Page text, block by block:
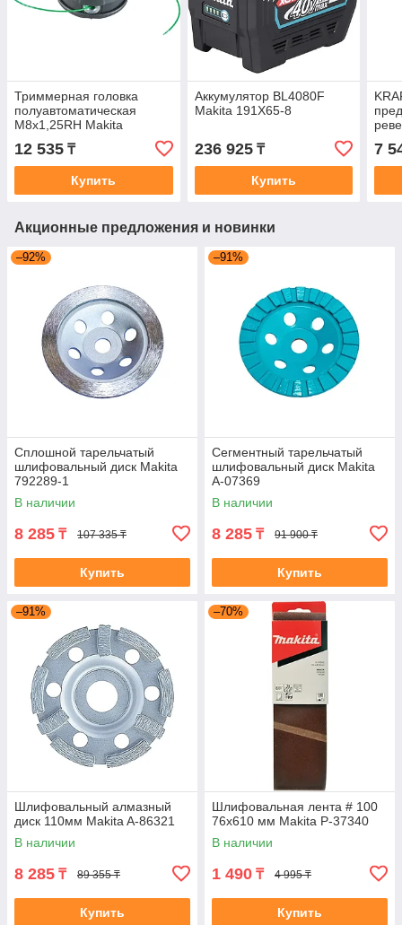
Триммерная головка
полуавтоматическая
M8x1,25RH Makita
191D92-5
12 535 ₸
Купить
Аккумулятор BL4080F
Makita 191X65-8
236 925₸
Купить
7
Акционные предложения и новинки
–92%
Сплошной тарельчатый
шлифовальный диск Makita
792289-1
В наличии
8 285 ₸ 107 335 ₸
Купить
–91%
Сегментный тарельчатый
шлифовальный диск Makita
A-07369
В наличии
8 285 ₸ 91 900 ₸
Купить
–91%
Шлифовальный алмазный
диск 110мм Makita A-86321
В наличии
8 285 ₸ 89 355 ₸
Купить
–70%
Шлифовальная лента # 100
76x610 мм Makita P-37340
В наличии
1 490 ₸ 4 995 ₸
Купить